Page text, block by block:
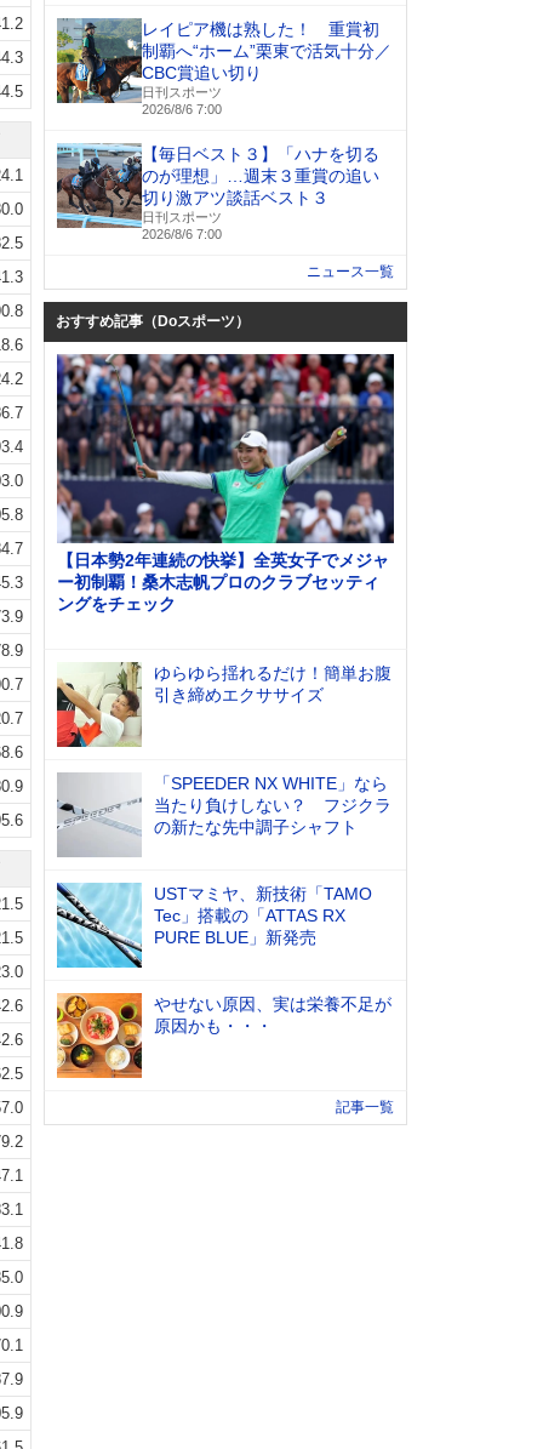
レイピア機は熟した！ 重賞初
制覇へ“ホーム”栗東で活気十分／
CBC賞追い切り
日刊スポーツ
2026/8/6 7:00
【毎日ベスト３】「ハナを切る
のが理想」…週末３重賞の追い
切り激アツ談話ベスト３
日刊スポーツ
2026/8/6 7:00
ニュース一覧
おすすめ記事（Doスポーツ）
【日本勢2年連続の快挙】全英女子でメジャ
ー初制覇！桑木志帆プロのクラブセッティ
ングをチェック
ゆらゆら揺れるだけ！簡単お腹
引き締めエクササイズ
「SPEEDER NX WHITE」なら
当たり負けしない？ フジクラ
の新たな先中調子シャフト
USTマミヤ、新技術「TAMO
Tec」搭載の「ATTAS RX
PURE BLUE」新発売
やせない原因、実は栄養不足が
原因かも・・・
記事一覧